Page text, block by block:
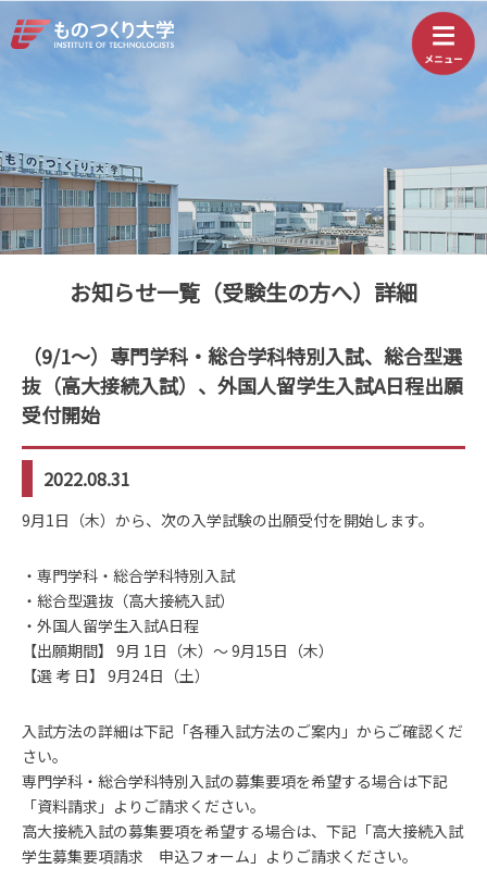
お知らせ一覧（受験生の方へ）詳細
（9/1～）専門学科・総合学科特別入試、総合型選
抜（高大接続入試）、外国人留学生入試A日程出願
受付開始
2022.08.31
9月1日（木）から、次の入学試験の出願受付を開始します。
・専門学科・総合学科特別入試
・総合型選抜（高大接続入試）
・外国人留学生入試A日程
【出願期間】 9月 1日（木）～ 9月15日（木）
【選 考 日】 9月24日（土）
入試方法の詳細は下記「各種入試方法のご案内」からご確認くだ
さい。
専門学科・総合学科特別入試の募集要項を希望する場合は下記
「資料請求」よりご請求ください。
高大接続入試の募集要項を希望する場合は、下記「高大接続入試
学生募集要項請求 申込フォーム」よりご請求ください。